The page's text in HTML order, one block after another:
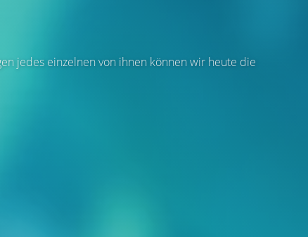
jedes einzelnen von ihnen können wir heute die